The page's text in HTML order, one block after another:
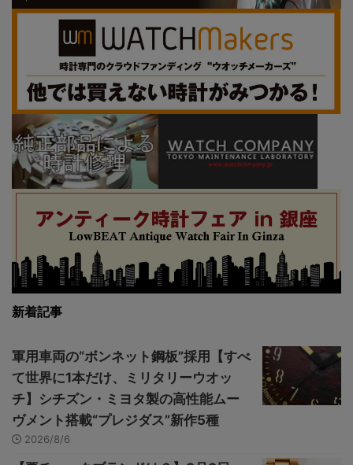
新着記事
軍用車両の“ボンネット鋼板”採用【すべ
て世界に1本だけ、ミリタリーウオッ
チ】シチズン・ミヨタ製の高性能ムー
ヴメント搭載“プレジダス”新作5種
2026/8/6